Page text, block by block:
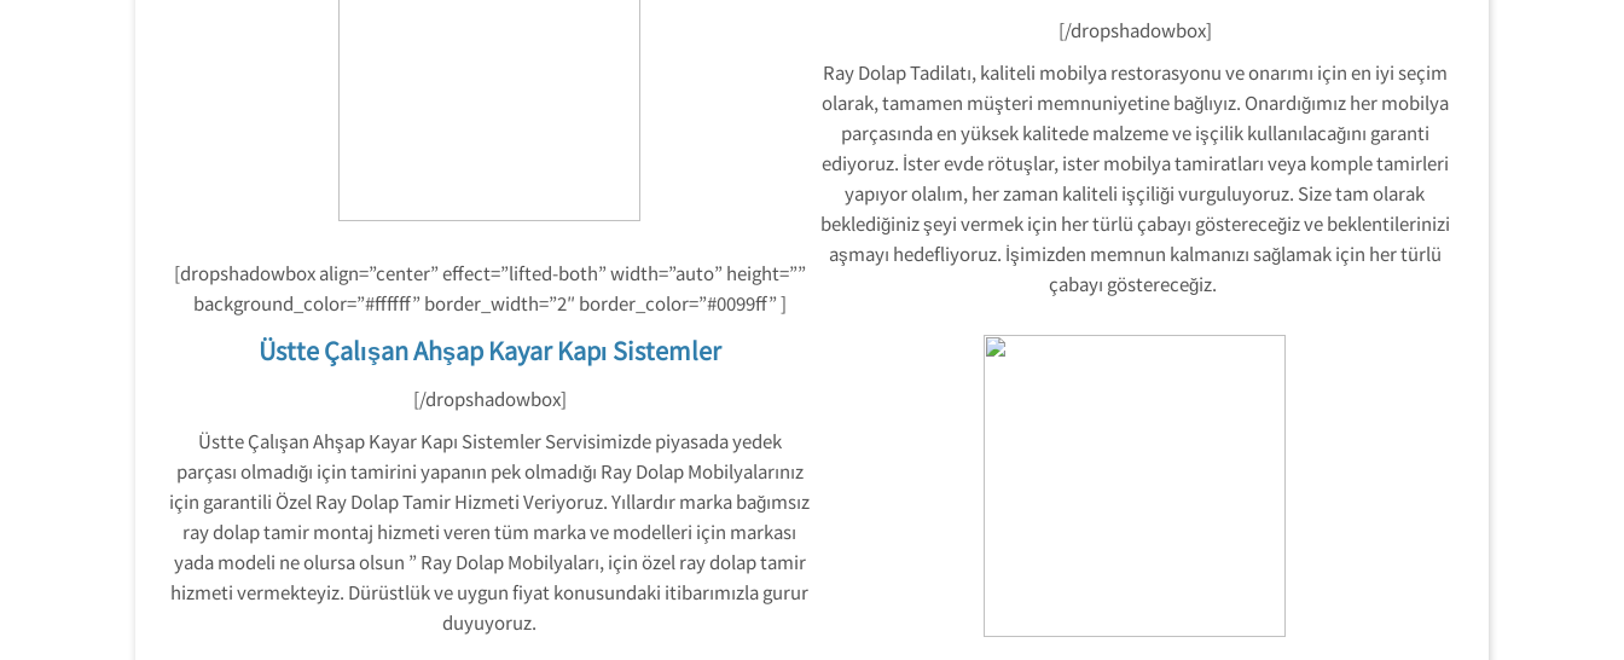
[dropshadowbox align=”center” effect=”lifted-both” width=”auto” height=””
background_color=”#ffffff” border_width=”2″ border_color=”#0099ff” ]
Üstte Çalışan Ahşap Kayar Kapı Sistemler
[/dropshadowbox]
Üstte Çalışan Ahşap Kayar Kapı Sistemler Servisimizde piyasada yedek
parçası olmadığı için tamirini yapanın pek olmadığı Ray Dolap Mobilyalarınız
için garantili Özel Ray Dolap Tamir Hizmeti Veriyoruz. Yıllardır marka bağımsız
ray dolap tamir montaj hizmeti veren tüm marka ve modelleri için markası
yada modeli ne olursa olsun ” Ray Dolap Mobilyaları, için özel ray dolap tamir
hizmeti vermekteyiz. Dürüstlük ve uygun fiyat konusundaki itibarımızla gurur
duyuyoruz.
[/dropshadowbox]
Ray Dolap Tadilatı, kaliteli mobilya restorasyonu ve onarımı için en iyi seçim
olarak, tamamen müşteri memnuniyetine bağlıyız. Onardığımız her mobilya
parçasında en yüksek kalitede malzeme ve işçilik kullanılacağını garanti
ediyoruz. İster evde rötuşlar, ister mobilya tamiratları veya komple tamirleri
yapıyor olalım, her zaman kaliteli işçiliği vurguluyoruz. Size tam olarak
beklediğiniz şeyi vermek için her türlü çabayı göstereceğiz ve beklentilerinizi
aşmayı hedefliyoruz. İşimizden memnun kalmanızı sağlamak için her türlü
çabayı göstereceğiz.